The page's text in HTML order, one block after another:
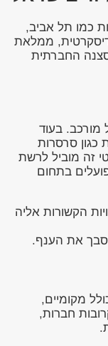
כמו תל אביב,
ממלאת
החברתית
מורכב. בעוד
כגון סרסרות
זה מוביל לרשת
בתחום
הקשורות אליה
את הענף.
מקומיים,
חברות,